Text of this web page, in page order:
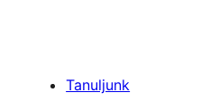
Tanuljunk